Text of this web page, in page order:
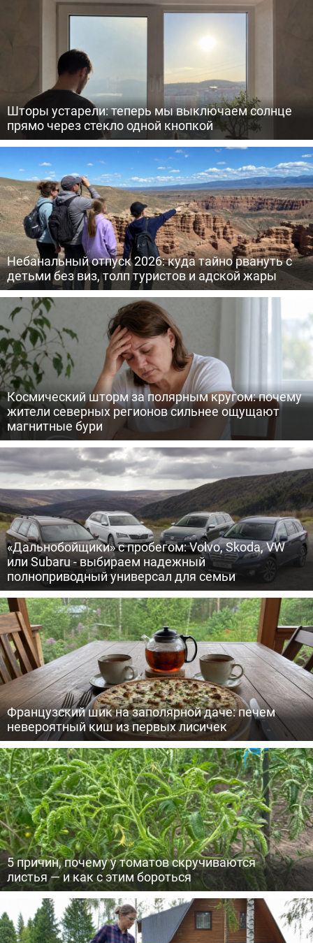
Шторы устарели: теперь мы выключаем солнце
прямо через стекло одной кнопкой
Небанальный отпуск 2026: куда тайно рвануть с
детьми без виз, толп туристов и адской жары
Космический шторм за полярным кругом: почему
жители северных регионов сильнее ощущают
магнитные бури
«Дальнобойщики» с пробегом: Volvo, Skoda, VW
или Subaru - выбираем надежный
полноприводный универсал для семьи
Французский шик на заполярной даче: печем
невероятный киш из первых лисичек
5 причин, почему у томатов скручиваются
листья — и как с этим бороться